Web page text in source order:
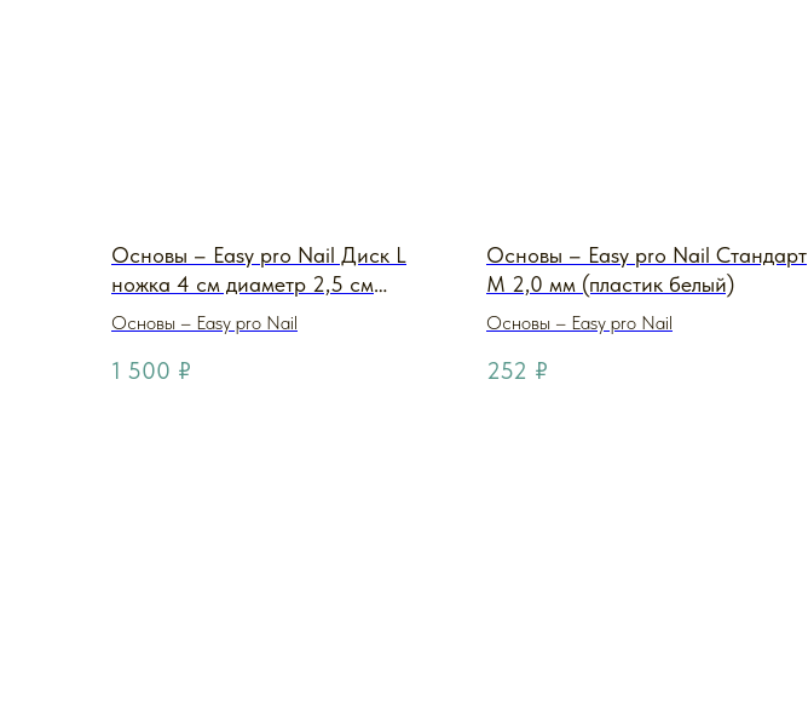
Основы – Easy pro Nail Диск L
ножка 4 см диаметр 2,5 см
Carbon (металл carbon
металлический)
Основы – Easy pro Nail
1 500 ₽
Основы – Easy pro Nail Стандарт
M 2,0 мм (пластик белый)
Основы – Easy pro Nail
252 ₽